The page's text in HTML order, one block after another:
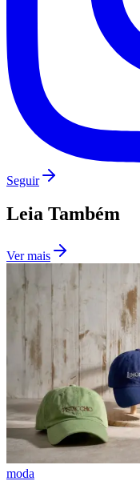
Fluminense
Seguir
Leia Também
Ver mais
moda